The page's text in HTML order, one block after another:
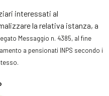
interessati al
la relativa istanza, a
Messaggio n. 4385, al fine
a pensionati INPS secondo i